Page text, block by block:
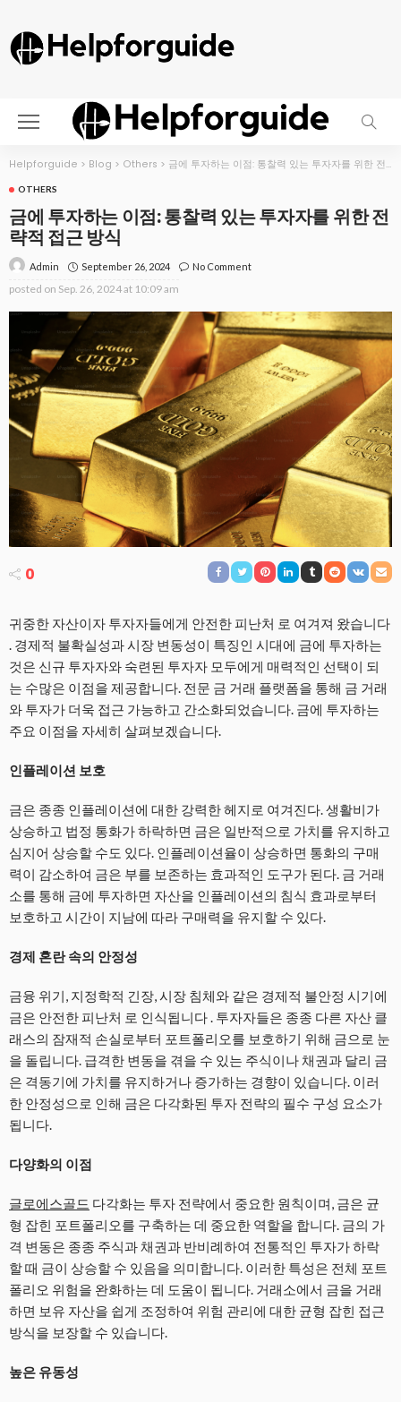
Helpforguide > Blog > Others > 금에 투자하는 이점: 통찰력 있는 투자자를 위한 전략적 접근 방식
OTHERS
금에 투자하는 이점: 통찰력 있는 투자자를 위한 전
략적 접근 방식
Admin September 26, 2024 No Comment
posted on Sep. 26, 2024 at 10:09 am
0
귀중한 자산이자 투자자들에게 안전한 피난처 로 여겨져 왔습니다
. 경제적 불확실성과 시장 변동성이 특징인 시대에 금에 투자하는
것은 신규 투자자와 숙련된 투자자 모두에게 매력적인 선택이 되
는 수많은 이점을 제공합니다. 전문 금 거래 플랫폼을 통해 금 거래
와 투자가 더욱 접근 가능하고 간소화되었습니다. 금에 투자하는
주요 이점을 자세히 살펴보겠습니다.
인플레이션 보호
금은 종종 인플레이션에 대한 강력한 헤지로 여겨진다. 생활비가
상승하고 법정 통화가 하락하면 금은 일반적으로 가치를 유지하고
심지어 상승할 수도 있다. 인플레이션율이 상승하면 통화의 구매
력이 감소하여 금은 부를 보존하는 효과적인 도구가 된다. 금 거래
소를 통해 금에 투자하면 자산을 인플레이션의 침식 효과로부터
보호하고 시간이 지남에 따라 구매력을 유지할 수 있다.
경제 혼란 속의 안정성
금융 위기, 지정학적 긴장, 시장 침체와 같은 경제적 불안정 시기에
금은 안전한 피난처 로 인식됩니다 . 투자자들은 종종 다른 자산 클
래스의 잠재적 손실로부터 포트폴리오를 보호하기 위해 금으로 눈
을 돌립니다. 급격한 변동을 겪을 수 있는 주식이나 채권과 달리 금
은 격동기에 가치를 유지하거나 증가하는 경향이 있습니다. 이러
한 안정성으로 인해 금은 다각화된 투자 전략의 필수 구성 요소가
됩니다.
다양화의 이점
글로에스골드 다각화는 투자 전략에서 중요한 원칙이며, 금은 균
형 잡힌 포트폴리오를 구축하는 데 중요한 역할을 합니다. 금의 가
격 변동은 종종 주식과 채권과 반비례하여 전통적인 투자가 하락
할 때 금이 상승할 수 있음을 의미합니다. 이러한 특성은 전체 포트
폴리오 위험을 완화하는 데 도움이 됩니다. 거래소에서 금을 거래
하면 보유 자산을 쉽게 조정하여 위험 관리에 대한 균형 잡힌 접근
방식을 보장할 수 있습니다.
높은 유동성